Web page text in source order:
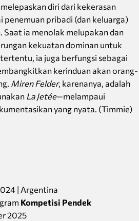
diri dari kekerasan
penemuan pribadi (dan keluarga)
Saat ia menolak melupakan dan
kekuatan dominan untuk
ia juga berfungsi sebagai
kerinduan akan orang-
Miren Felder, karenanya, adalah
La Jetée—melampaui
yang nyata. (Timmie)
| Argentina
Kompetisi Pendek
2025